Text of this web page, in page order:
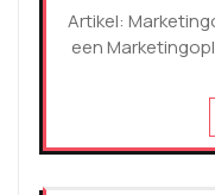
Artikel:
een